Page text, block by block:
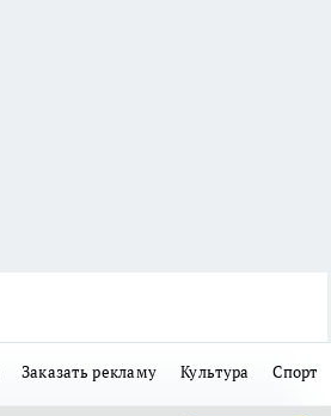
Заказать рекламу Культура Спорт